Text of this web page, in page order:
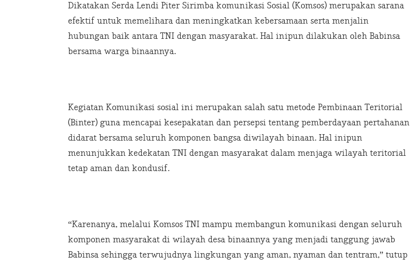
Dikatakan Serda Lendi Piter Sirimba komunikasi Sosial (Komsos) merupakan sarana
efektif untuk memelihara dan meningkatkan kebersamaan serta menjalin
hubungan baik antara TNI dengan masyarakat. Hal inipun dilakukan oleh Babinsa
bersama warga binaannya.
Kegiatan Komunikasi sosial ini merupakan salah satu metode Pembinaan Teritorial
(Binter) guna mencapai kesepakatan dan persepsi tentang pemberdayaan pertahanan
didarat bersama seluruh komponen bangsa diwilayah binaan. Hal inipun
menunjukkan kedekatan TNI dengan masyarakat dalam menjaga wilayah teritorial
tetap aman dan kondusif.
“Karenanya, melalui Komsos TNI mampu membangun komunikasi dengan seluruh
komponen masyarakat di wilayah desa binaannya yang menjadi tanggung jawab
Babinsa sehingga terwujudnya lingkungan yang aman, nyaman dan tentram,” tutup